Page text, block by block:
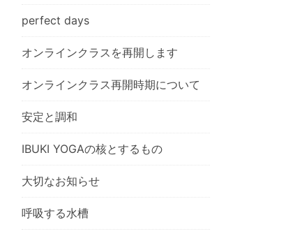
perfect days
オンラインクラスを再開します
オンラインクラス再開時期について
安定と調和
IBUKI YOGAの核とするもの
大切なお知らせ
呼吸する水槽